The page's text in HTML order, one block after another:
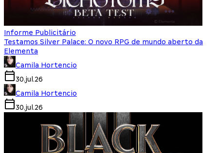
Informe Publicitário
Testamos Silver Palace: O novo RPG de mundo aberto da
Elementa
Camila Hortencio
30.jul.26
Camila Hortencio
30.jul.26